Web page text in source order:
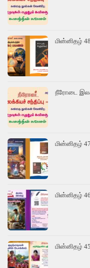
மின்னிதழ் 48
நீரோடை
மின்னிதழ்
மின்னிதழ்
மின்னிதழ்